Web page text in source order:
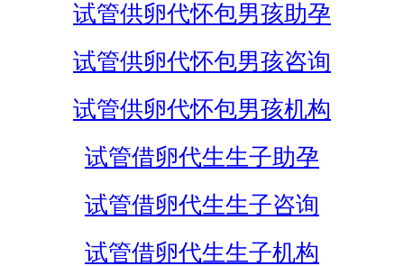
试管供卵代怀包男孩助孕
试管供卵代怀包男孩咨询
试管供卵代怀包男孩机构
试管借卵代生生子助孕
试管借卵代生生子咨询
试管借卵代生生子机构